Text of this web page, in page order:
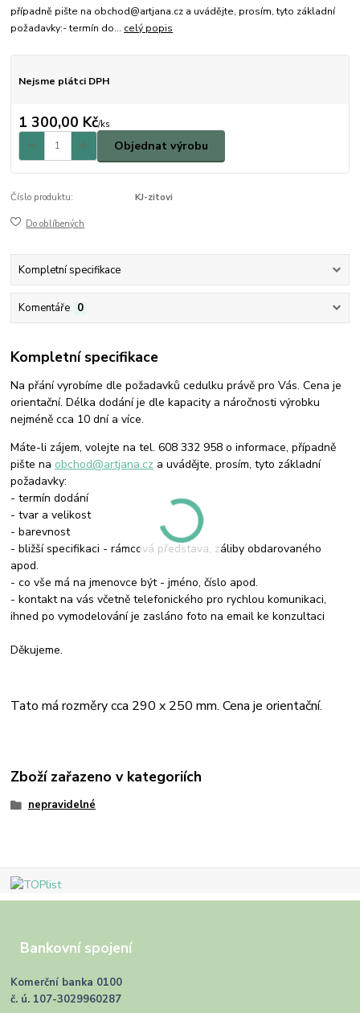
případně pište na obchod@artjana.cz a uvádějte, prosím, tyto základní
požadavky:- termín do... celý popis
Nejsme plátci DPH
1 300,00 Kč/ks
Objednat výrobu
Číslo produktu: KJ-zitovi
Do oblíbených
Kompletní specifikace
Komentáře 0
Kompletní specifikace
Na přání vyrobíme dle požadavků cedulku právě pro Vás. Cena je
orientační. Délka dodání je dle kapacity a náročnosti výrobku
nejméně cca 10 dní a více.
Máte-li zájem, volejte na tel. 608 332 958 o informace, případně
pište na obchod@artjana.cz a uvádějte, prosím, tyto základní
požadavky:
- termín dodání
- tvar a velikost
- barevnost
- bližší specifikaci - rámcová představa, záliby obdarovaného
apod.
- co vše má na jmenovce být - jméno, číslo apod.
- kontakt na vás včetně telefonického pro rychlou komunikaci,
ihned po vymodelování je zasláno foto na email ke konzultaci
Děkujeme.
Tato má rozměry cca 290 x 250 mm.Cena je orientační.
Zboží zařazeno v kategoriích
nepravidelné
Bankovní spojení
Komerční banka 0100
č. ú. 107-3029960287